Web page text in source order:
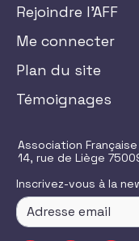
Rejoindre l'AFF
Me connecter
Plan du site
Témoignages
Association
14, rue de Liège
Inscrivez-vous à la